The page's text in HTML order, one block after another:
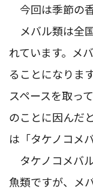
今回は季節の
メバル類は全
れています。メ
ることになりま
スペースを取っ
のことに因んだ
は「タケノコメ
タケノコメバ
魚類ですが、メ